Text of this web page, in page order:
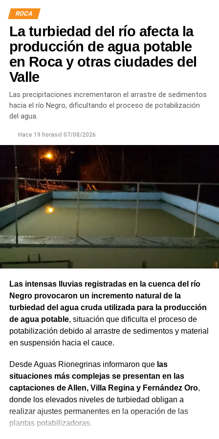
hormigón reforzado con malla de acero y el sellado de
juntas para mejorar la durabilidad de la infraestructura.
Desde el DPA destacaron que esta intervención forma
parte del plan de mantenimiento y renovación de la
infraestructura hídrica provincial, con el propósito de
optimizar la conducción del agua, preservar el Canal
seguro para los productores del Alto Valle.
ROCA
La turbiedad del río afecta la
producción de agua potable
en Roca y otras ciudades del
Valle
Las precipitaciones incrementaron el arrastre de sedimentos
hacia el río Negro, dificultando el proceso de potabilización
del agua.
Hace 19 horasel 07/08/2026
Las intensas lluvias registradas en la cuenca del río
Negro provocaron un incremento natural de la
turbiedad del agua cruda utilizada para la producción
de agua potable, situación que dificulta el proceso de
potabilización debido al arrastre de sedimentos y material
en suspensión hacia el cauce.
Desde Aguas Rionegrinas informaron que las
situaciones más complejas se presentan en las
captaciones de Allen, Villa Regina y Fernández Oro,
donde los elevados niveles de turbiedad obligan a
realizar ajustes permanentes en la operación de las
plantas potabilizadoras.